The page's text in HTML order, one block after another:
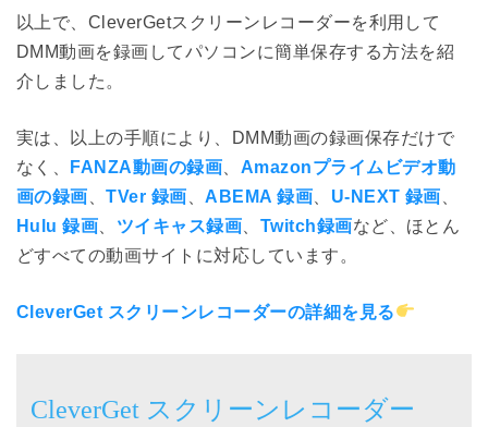
以上で、CleverGetスクリーンレコーダーを利用して
DMM動画を録画してパソコンに簡単保存する方法を紹
介しました。
実は、以上の手順により、DMM動画の録画保存だけで
なく、
FANZA動画の録画
Amazonプライムビデオ動
画の録画 、TVer 録画 ABEMA 録画 U-NEXT 録画
Hulu 録画
ツイキャス録画 Twitch録画など、ほとん
どすべての動画サイトに対応しています。
CleverGet スクリーンレコーダーの詳細を見る
CleverGet スクリーンレコーダー